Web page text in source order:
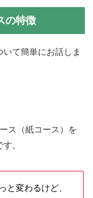
の特徴
て簡単にお話しま
ス（紙コース）を
。
と変わるけど、